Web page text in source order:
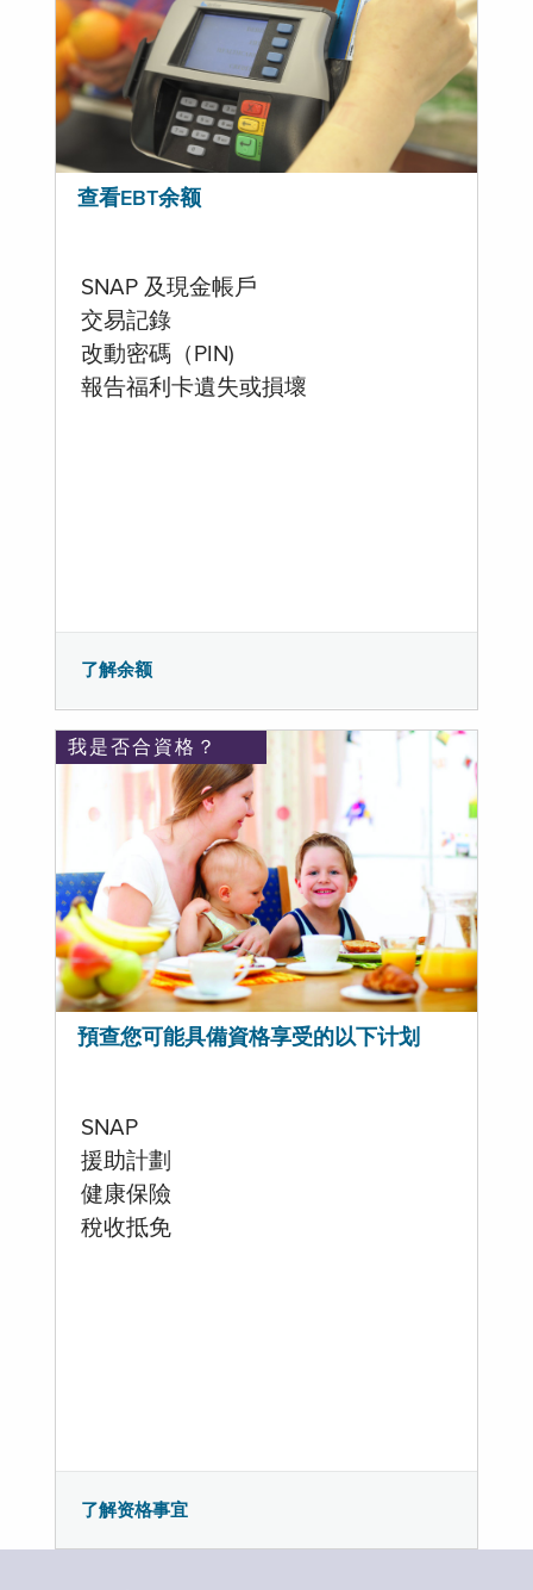
查看EBT余额
SNAP 及現金帳戶
交易記錄
改動密碼（PIN)
報告福利卡遺失或損壞
了解余额
我是否合資格？
預查您可能具備資格享受的以下计划
SNAP
援助計劃
健康保險
稅收抵免
了解资格事宜